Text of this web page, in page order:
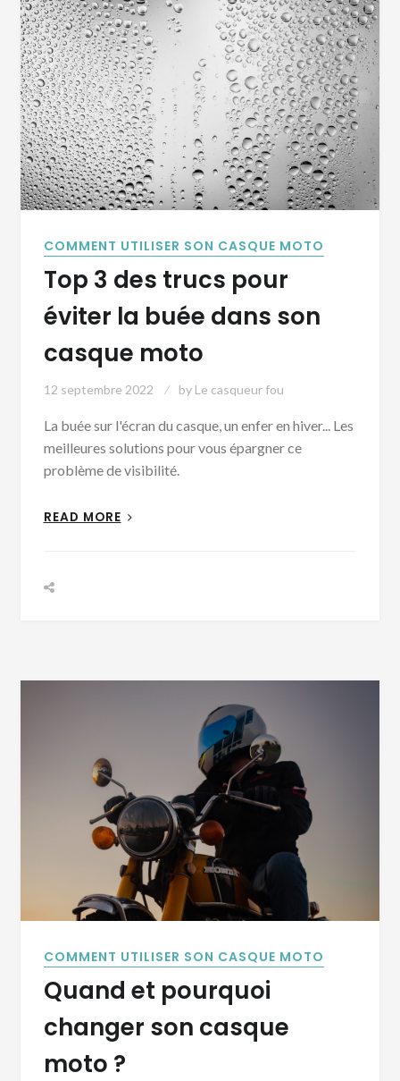
COMMENT UTILISER SON CASQUE MOTO
Top 3 des trucs pour
éviter la buée dans son
casque moto
12 septembre 2022 by Le casqueur fou
La buée sur l'écran du casque, un enfer en hiver... Les
meilleures solutions pour vous épargner ce
problème de visibilité.
READ MORE
COMMENT UTILISER SON CASQUE MOTO
Quand et pourquoi
changer son casque
moto ?